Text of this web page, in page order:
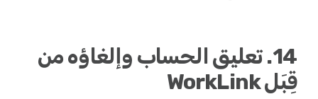
14. تعليق الحساب وإلغاؤه من
قِبَل WorkLink